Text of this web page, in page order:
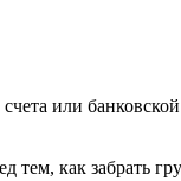
или
как забрать